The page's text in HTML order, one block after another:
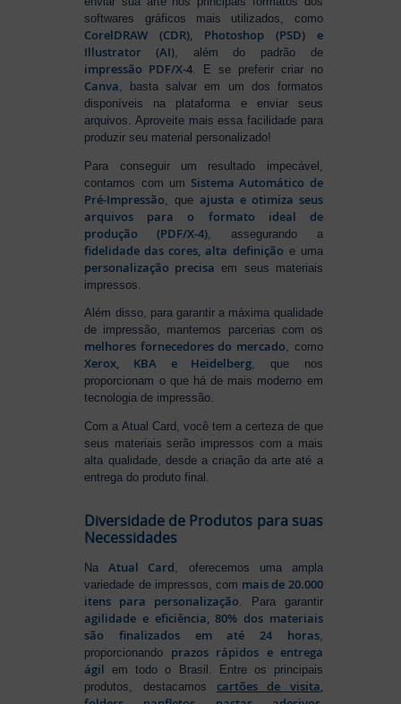
softwares gráficos mais utilizados, como
CorelDRAW (CDR), Photoshop (PSD) e
Illustrator (AI) , além do padrão de
impressão PDF/X-4 . E se preferir criar no
Canva , basta salvar em um dos formatos
disponíveis na plataforma e enviar seus
arquivos. Aproveite mais essa facilidade para
produzir seu material personalizado!
Para conseguir um resultado impecável,
contamos com um Sistema Automático de
Pré-Impressão , queajusta e otimiza seus
arquivos para o formato ideal de
produção (PDF/X-4) , assegurando a
fidelidade das cores, alta definição e uma
personalização precisa em seus materiais
impressos.
Além disso, para garantir a máxima qualidade
de impressão, mantemos parcerias com os
melhores fornecedores do mercado, como
Xerox, KBA e Heidelberg, que nos
proporcionam o que há de mais moderno em
tecnologia de impressão.
Com a Atual Card, você tem a certeza de que
seus materiais serão impressos com a mais
alta qualidade, desde a criação da arte até a
entrega do produto final.
Diversidade de Produtos para suas
Necessidades
NaAtual Card , oferecemos uma ampla
variedade de impressos, com mais de 20.000
itens para personalização . Para garantir
agilidade e eficiência, 80% dos materiais
são finalizados em até 24 horas,
proporcionando prazos rápidos e entrega
ágil em todo o Brasil. Entre os principais
produtos, destacamos cartões de visita,